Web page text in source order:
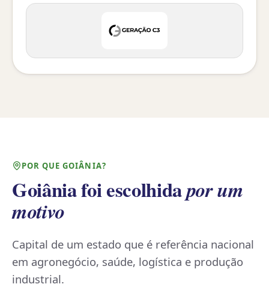
POR QUE GOIÂNIA?
Goiânia foi escolhidapor um
motivo
Capital de um estado que é referência nacional
em agronegócio, saúde, logística e produção
industrial.